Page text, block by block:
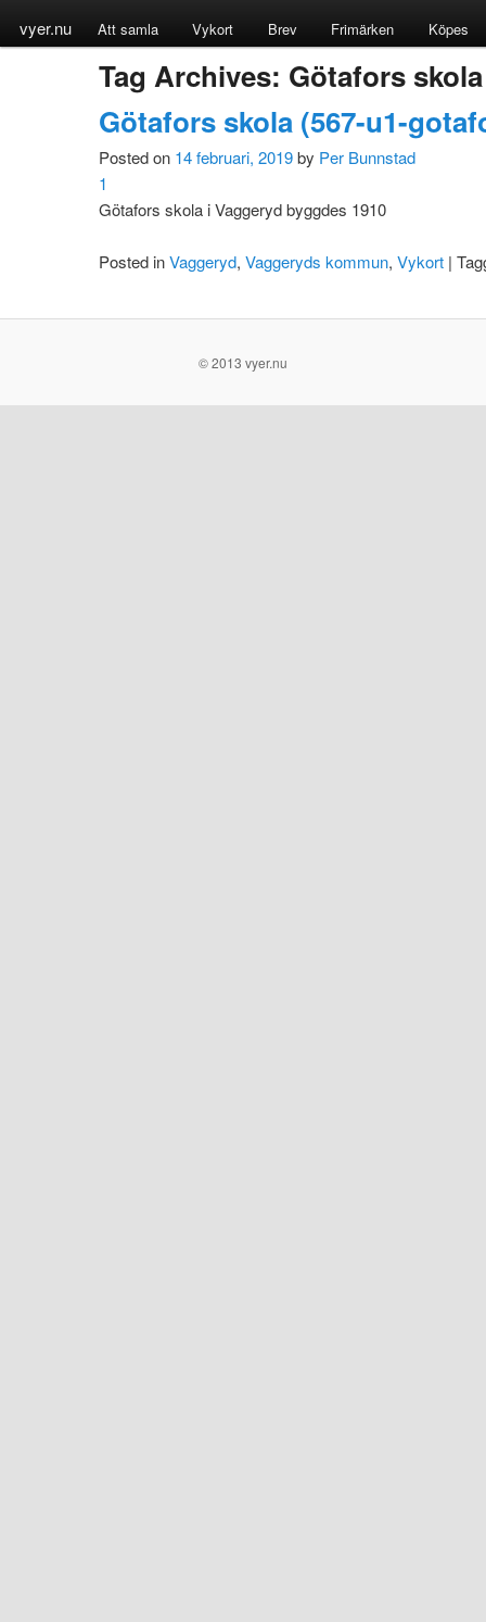
vyer.nu Att samla Vykort Brev Frimärken Köpes
Tag Archives: Götafors skola
Götafors skola (567-u1-
Posted on 14 februari, 2019by Per Bunnstad
1
Götafors skola i Vaggeryd byggdes 1910
Posted inVaggeryd, Vaggeryds kommun, Vykort |
© 2013 vyer.nu